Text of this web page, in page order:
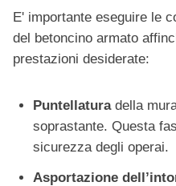
E' importante eseguire le
del betoncino armato
prestazioni desiderate:
Puntellaturadella
soprastante. Questa
sicurezza degli operai.
Asportazione